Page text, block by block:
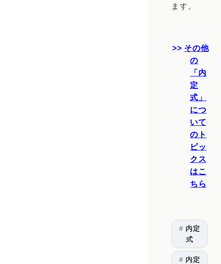
ます。
その他
の
「内
定
式」
につ
いて
のト
ピッ
クス
はこ
ちら
内定
式
内定